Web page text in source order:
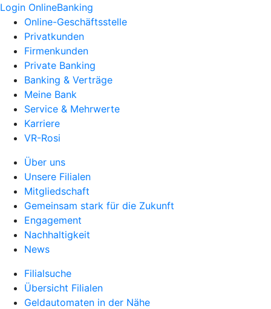
Login OnlineBanking
Online-Geschäftsstelle
Privatkunden
Firmenkunden
Private Banking
Banking & Verträge
Meine Bank
Service & Mehrwerte
Karriere
VR-Rosi
Über uns
Unsere Filialen
Mitgliedschaft
Gemeinsam stark für die Zukunft
Engagement
Nachhaltigkeit
News
Filialsuche
Übersicht Filialen
Geldautomaten in der Nähe